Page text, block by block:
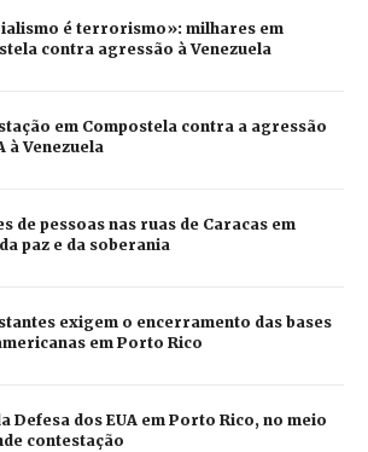
é terrorismo»: milhares em
contra agressão à Venezuela
em Compostela contra a agressão
à Venezuela
de pessoas nas ruas de Caracas em
paz e da soberania
exigem o encerramento das bases
em Porto Rico
Defesa dos EUA em Porto Rico, no meio
contestação